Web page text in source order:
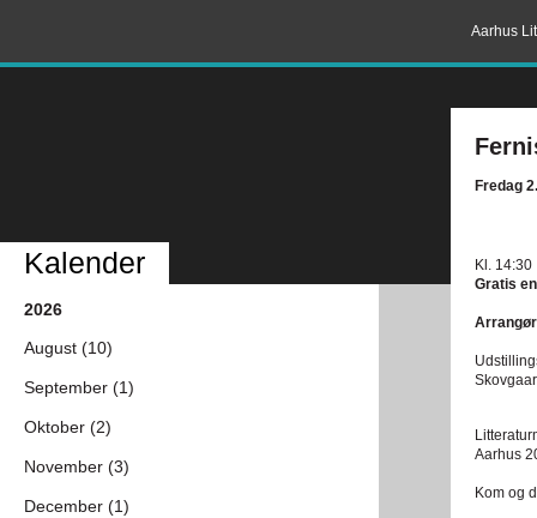
Aarhus
Fredag
Kl. 14:30
Gratis
Aarhus
Kom og
Kalender
2026
August (10)
September (1)
Oktober (2)
November (3)
December (1)